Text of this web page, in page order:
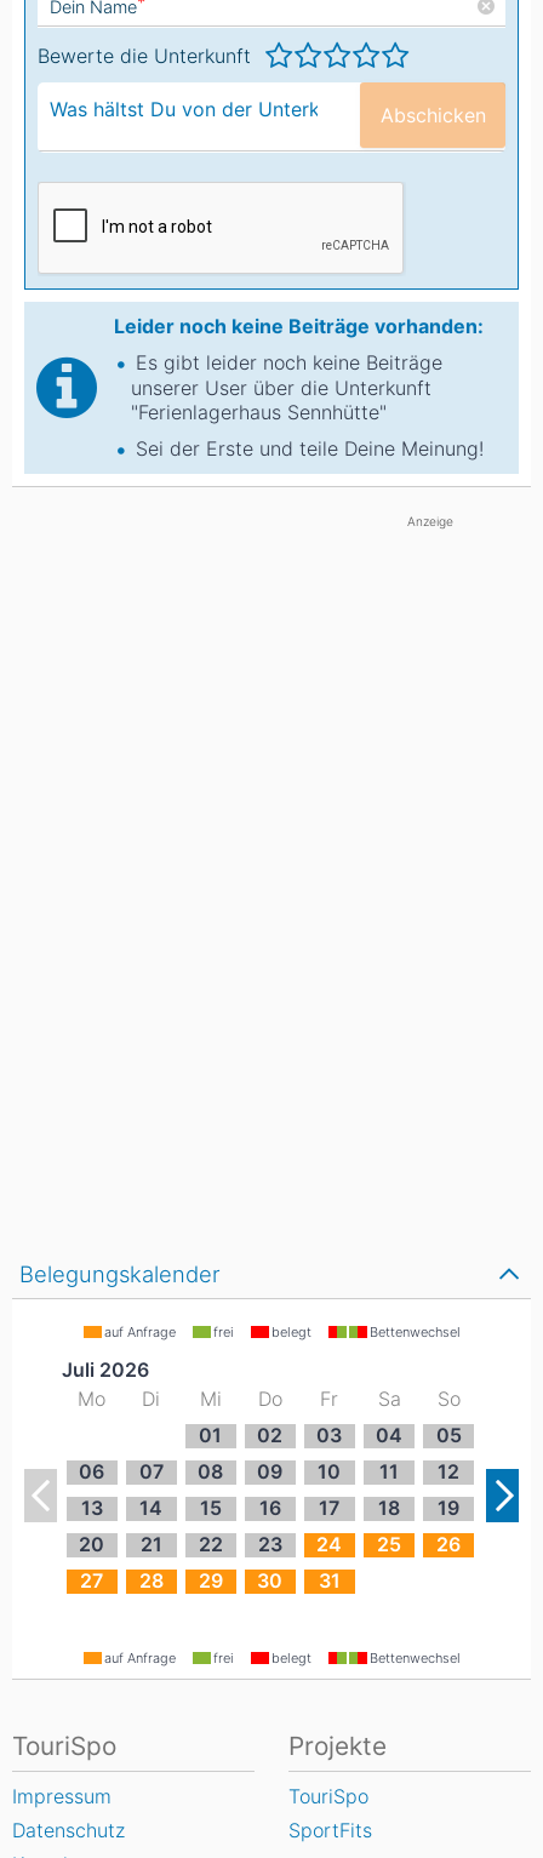
Dein Name
Bewerte die Unterkunft
Abschicken
Leider noch keine Beiträge vorhanden:
Es gibt leider noch keine Beiträge
unserer User über die Unterkunft
"Ferienlagerhaus Sennhütte"
Sei der Erste und teile Deine Meinung!
Belegungskalender
auf Anfrage frei belegt Bettenwechsel
Juli 2026
Mo
Di Mi Do Fr Sa
So
01
02 03 04
05
06
07 08 09 10 11
12
13
14 15 16 17 18
19
20
21 22 23 24 25
26
27
28 29 30 31
auf Anfrage frei belegt Bettenwechsel
Anzeige
TouriSpo
Impressum
Datenschutz
Projekte
TouriSpo
SportFits